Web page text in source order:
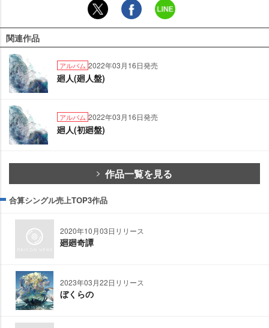
関連作品
アルバム 2022年03月16日発売
廻人(廻人盤)
アルバム 2022年03月16日発売
廻人(初廻盤)
作品一覧を見る
合算シングル売上TOP3作品
2020年10月03日リリース
廻廻奇譚
2023年03月22日リリース
ぼくらの